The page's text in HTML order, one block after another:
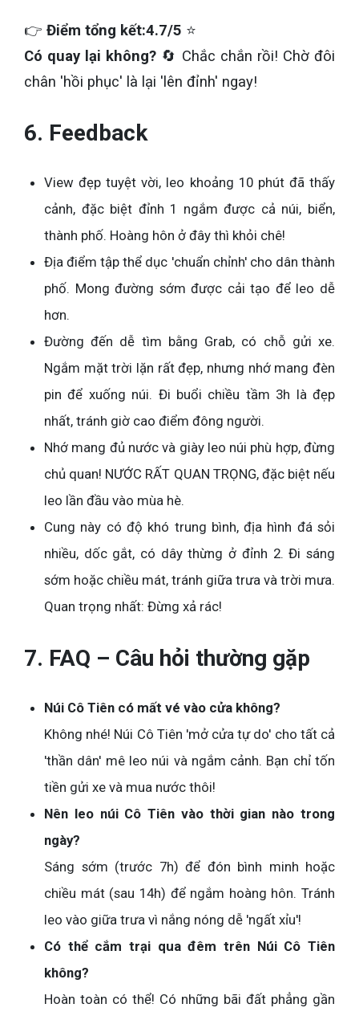
👉 Điểm tổng kết:4.7/5 ⭐
Có quay lại không? 🔄 Chắc chắn rồi! Chờ đôi
chân 'hồi phục' là lại 'lên đỉnh' ngay!
6. Feedback
View đẹp tuyệt vời, leo khoảng 10 phút đã thấy
cảnh, đặc biệt đỉnh 1 ngắm được cả núi, biển,
thành phố. Hoàng hôn ở đây thì khỏi chê!
Địa điểm tập thể dục 'chuẩn chỉnh' cho dân thành
phố. Mong đường sớm được cải tạo để leo dễ
hơn.
Đường đến dễ tìm bằng Grab, có chỗ gửi xe.
Ngắm mặt trời lặn rất đẹp, nhưng nhớ mang đèn
pin để xuống núi. Đi buổi chiều tầm 3h là đẹp
nhất, tránh giờ cao điểm đông người.
Nhớ mang đủ nước và giày leo núi phù hợp, đừng
chủ quan! NƯỚC RẤT QUAN TRỌNG, đặc biệt nếu
leo lần đầu vào mùa hè.
Cung này có độ khó trung bình, địa hình đá sỏi
nhiều, dốc gắt, có dây thừng ở đỉnh 2. Đi sáng
sớm hoặc chiều mát, tránh giữa trưa và trời mưa.
Quan trọng nhất: Đừng xả rác!
7. FAQ – Câu hỏi thường gặp
Núi Cô Tiên có mất vé vào cửa không?
Không nhé! Núi Cô Tiên 'mở cửa tự do' cho tất cả
'thần dân' mê leo núi và ngắm cảnh. Bạn chỉ tốn
tiền gửi xe và mua nước thôi!
Nên leo núi Cô Tiên vào thời gian nào trong
ngày?
Sáng sớm (trước 7h) để đón bình minh hoặc
chiều mát (sau 14h) để ngắm hoàng hôn. Tránh
leo vào giữa trưa vì nắng nóng dễ 'ngất xỉu'!
Có thể cắm trại qua đêm trên Núi Cô Tiên
không?
Hoàn toàn có thể! Có những bãi đất phẳng gần